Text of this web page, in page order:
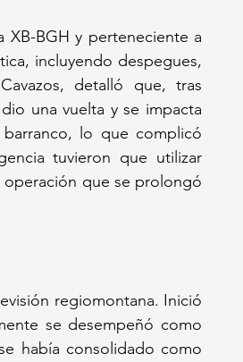
BGH y perteneciente a
incluyendo despegues,
detalló que, tras
una vuelta y se impacta
lo que complicó
tuvieron que utilizar
operación que se prolongó
regiomontana. Inició
se desempeñó como
había consolidado como